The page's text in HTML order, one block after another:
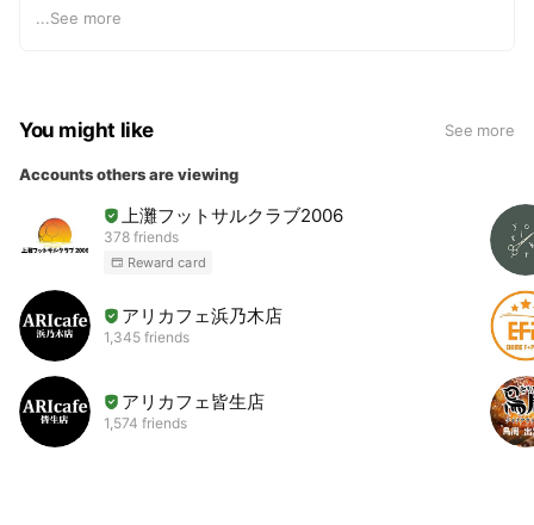
☆定休日☆
...See more
You might like See more
Accounts others are viewing
上灘フットサルクラブ2006
378 friends
Reward card
アリカフェ浜乃木店
1,345 friends
アリカフェ皆生店
1,574 friends